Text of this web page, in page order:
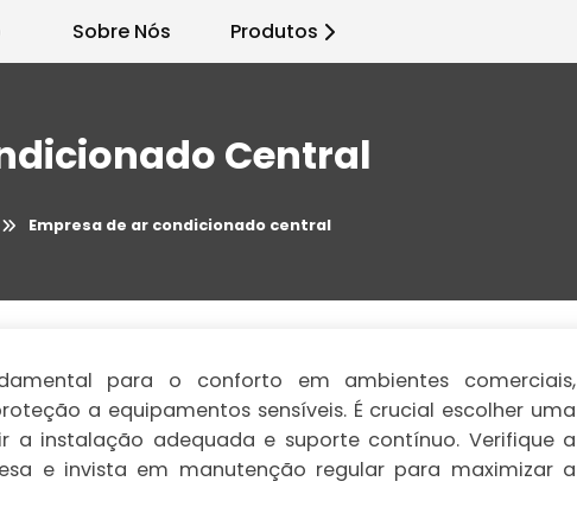
Sobre Nós Produtos
Central
Empresa de ar condicionado central
para o conforto em ambientes comerciais,
a equipamentos sensíveis. É crucial escolher uma
a instalação adequada e suporte contínuo. Verifique a
e invista em manutenção regular para maximizar a